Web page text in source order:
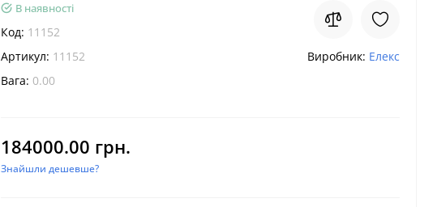
В наявності
Код: 11152
Артикул: 11152
Вага: 0.00
Виробник: Елекс
184000.00 грн.
Знайшли дешевше?